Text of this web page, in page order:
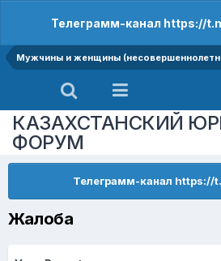
Телеграмм-канал https://
Мужчины и женщины
КАЗАХСТАНСКИЙ
ФОРУМ
Телеграмм-канал https://
Жалоба